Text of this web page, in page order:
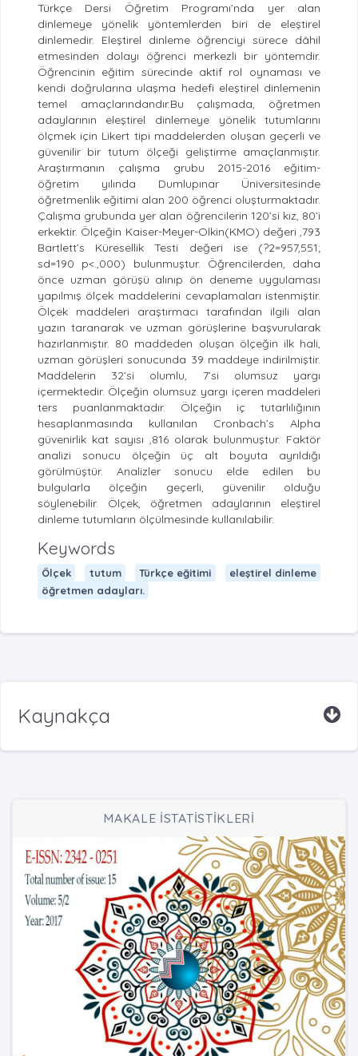
Türkçe Dersi Öğretim Programı’nda yer alan
dinlemeye yönelik yöntemlerden biri de eleştirel
dinlemedir. Eleştirel dinleme öğrenciyi sürece dâhil
etmesinden dolayı öğrenci merkezli bir yöntemdir.
Öğrencinin eğitim sürecinde aktif rol oynaması ve
kendi doğrularına ulaşma hedefi eleştirel dinlemenin
temel amaçlarındandır.Bu çalışmada, öğretmen
adaylarının eleştirel dinlemeye yönelik tutumlarını
ölçmek için Likert tipi maddelerden oluşan geçerli ve
güvenilir bir tutum ölçeği geliştirme amaçlanmıştır.
Araştırmanın çalışma grubu 2015-2016 eğitim-
öğretim yılında Dumlupınar Üniversitesinde
öğretmenlik eğitimi alan 200 öğrenci oluşturmaktadır.
Çalışma grubunda yer alan öğrencilerin 120’si kız, 80’i
erkektir. Ölçeğin Kaiser-Meyer-Olkin(KMO) değeri ,793
Bartlett’s Küresellik Testi değeri ise (?2=957,551;
sd=190 p<.,000) bulunmuştur. Öğrencilerden, daha
önce uzman görüşü alınıp ön deneme uygulaması
yapılmış ölçek maddelerini cevaplamaları istenmiştir.
Ölçek maddeleri araştırmacı tarafından ilgili alan
yazın taranarak ve uzman görüşlerine başvurularak
hazırlanmıştır. 80 maddeden oluşan ölçeğin ilk hali,
uzman görüşleri sonucunda 39 maddeye indirilmiştir.
Maddelerin 32’si olumlu, 7’si olumsuz yargı
içermektedir. Ölçeğin olumsuz yargı içeren maddeleri
ters puanlanmaktadır. Ölçeğin iç tutarlılığının
hesaplanmasında kullanılan Cronbach’s Alpha
güvenirlik kat sayısı ,816 olarak bulunmuştur. Faktör
analizi sonucu ölçeğin üç alt boyuta ayrıldığı
görülmüştür. Analizler sonucu elde edilen bu
bulgularla ölçeğin geçerli, güvenilir olduğu
söylenebilir. Ölçek, öğretmen adaylarının eleştirel
dinleme tutumların ölçülmesinde kullanılabilir.
Keywords
Ölçek tutum Türkçe eğitimi
eleştirel dinleme
öğretmen adayları.
Kaynakça
MAKALE İSTATİSTİKLERİ